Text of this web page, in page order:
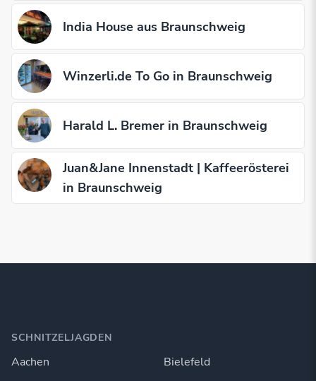
India House aus Braunschweig
Winzerli.de To Go in Braunschweig
Harald L. Bremer in Braunschweig
Juan&Jane Innenstadt | Kaffeerösterei
in Braunschweig
SCHNITZELJAGDEN
Aachen
Bielefeld